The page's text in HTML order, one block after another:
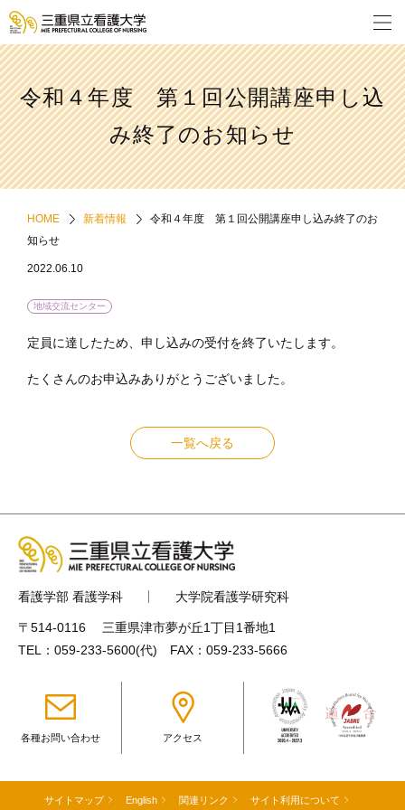
令和４年度 第１回公開講座申し込
み終了のお知らせ
HOME 新着情報
令和４年度 第１回公開講座申し込み終了のお
知らせ
2022.06.10
地域交流センター
定員に達したため、申し込みの受付を終了いたします。
たくさんのお申込みありがとうございました。
一覧へ戻る
看護学部 看護学科 大学院看護学研究科
〒514-0116 三重県津市夢が丘1丁目1番地1
TEL： 059-233-5600(代) FAX：059-233-5666
各種お問い合わせ アクセス
サイトマップ English 関連リンク サイト利用について